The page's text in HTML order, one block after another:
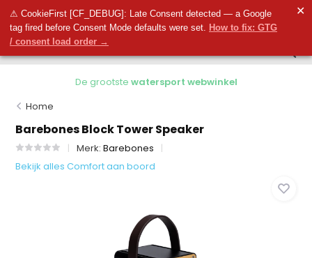
⚠ CookieFirst [CF_DEBUG]: Late Consent detected — a Google
tag fired before Consent Mode defaults were set. How to fix: GTG
/ consent load order →
✕
0 0
De grootstewatersport webwinkel
Home
Barebones Block Tower Speaker
Merk:Barebones
Bekijk alles Comfort aan boord